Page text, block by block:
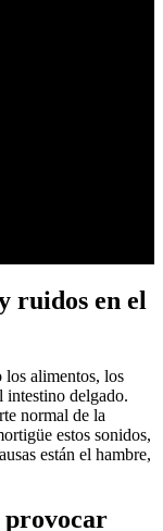
ruidos en el
los alimentos, los
intestino delgado.
normal de la
estos sonidos,
están el hambre,
provocar